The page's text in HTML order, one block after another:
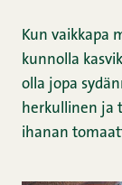
Kun vaikkapa
kunnolla
olla jopa
herkullinen ja
ihanan